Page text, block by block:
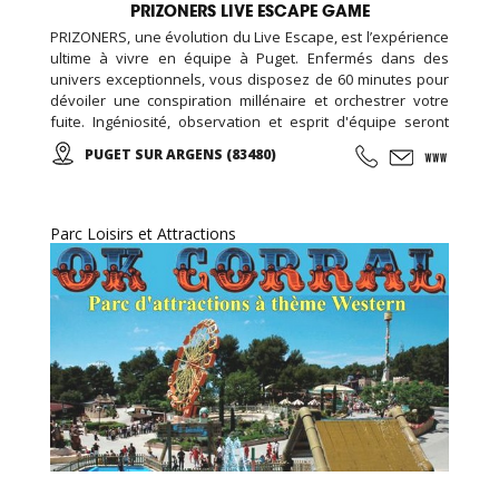
PRIZONERS LIVE ESCAPE GAME
PRIZONERS, une évolution du Live Escape, est l’expérience
ultime à vivre en équipe à Puget. Enfermés dans des
univers exceptionnels, vous disposez de 60 minutes pour
dévoiler une conspiration millénaire et orchestrer votre
fuite. Ingéniosité, observation et esprit d'équipe seront
vos seules armes pour triompher ! Des décors
exceptionnels créés par des professionnels du cinéma!
PUGET SUR ARGENS (83480)
Parc Loisirs et Attractions